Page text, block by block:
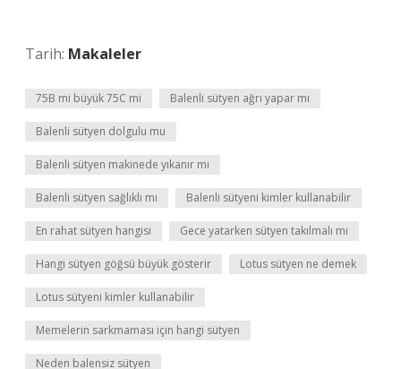
Tarih: Makaleler
75B mi büyük 75C mi Balenli sütyen ağrı yapar mı
Balenli sütyen dolgulu mu
Balenli sütyen makinede yıkanır mı
Balenli sütyen sağlıklı mı Balenli sütyeni kimler kullanabilir
En rahat sütyen hangisi Gece yatarken sütyen takılmalı mı
Hangi sütyen göğsü büyük gösterir Lotus sütyen ne demek
Lotus sütyeni kimler kullanabilir
Memelerin sarkmaması için hangi sütyen
Neden balensiz sütyen